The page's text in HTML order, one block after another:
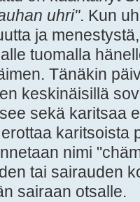
uhri". Kun
ja
tuomalla
Tänäkin
keskinäisillä
sekä karitsaa
karitsoista
nimi
tai sairauden
sairaan otsalle.